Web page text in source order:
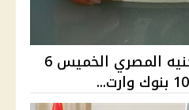
سعر الدولار مقابل الجنيه المصري الخميس 6